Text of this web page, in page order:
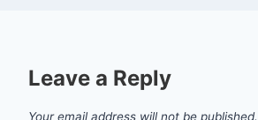
Leave a Reply
Your email address will not be published.